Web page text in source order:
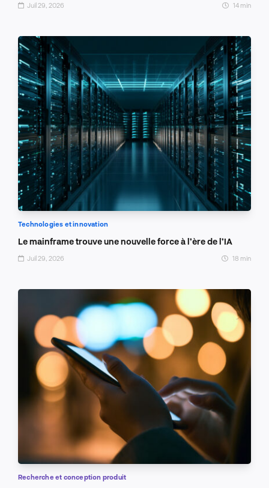
Juil 29, 2026 14 min
Technologies et innovation
Le mainframe trouve une nouvelle force à l’ère de l’IA
Juil 29, 2026 18 min
Recherche et conception produit